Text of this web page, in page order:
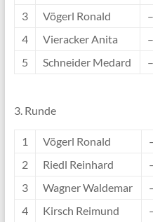
3
Vögerl Ronald –
4
Vieracker Anita –
5
Schneider Medard –
3. Runde
1 Vögerl Ronald
2
Riedl Reinhard
3
Wagner Waldemar
4
Kirsch Reimund